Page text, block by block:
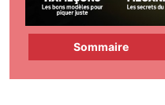
Sommaire